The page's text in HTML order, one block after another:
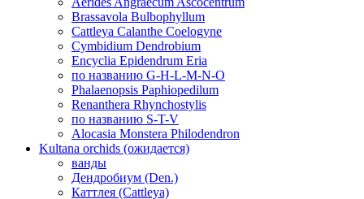
Brassavola Bulbophyllum
Cattleya Calanthe Coelogyne
Cymbidium Dendrobium
Encyclia Epidendrum Eria
по названию G-H-L-M-N-O
Phalaenopsis Paphiopedilum
Renanthera Rhynchostylis
по названию S-T-V
Alocasia Monstera Philodendron
Kultana orchids (ожидается)
ванды
Дендробиум (Den.)
Каттлея (Cattleya)